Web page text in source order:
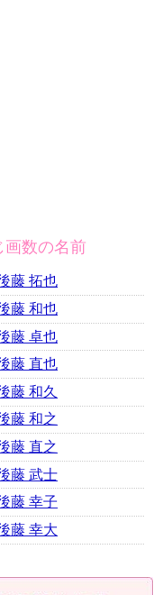
画数の名前
藤 拓也
藤 和也
藤 卓也
藤 直也
藤 和久
藤 和之
藤 直之
藤 武士
藤 幸子
藤 幸大